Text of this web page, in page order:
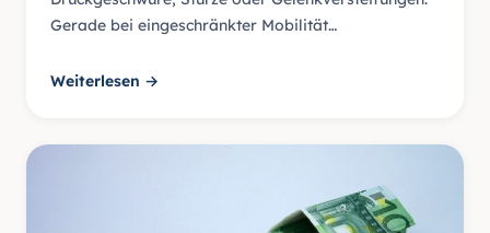
Gerade bei eingeschränkter Mobilität…
Weiterlesen →